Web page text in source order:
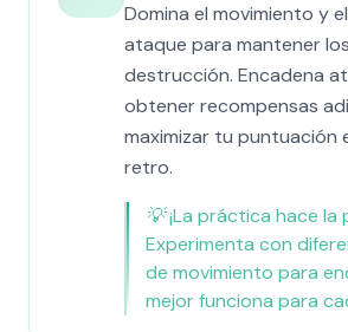
Domina el movimiento y
ataque para mantener
destrucción. Encadena
obtener recompensas
maximizar tu puntuación
retro.
💡¡La práctica hace la
Experimenta con
de movimiento para
mejor funciona para